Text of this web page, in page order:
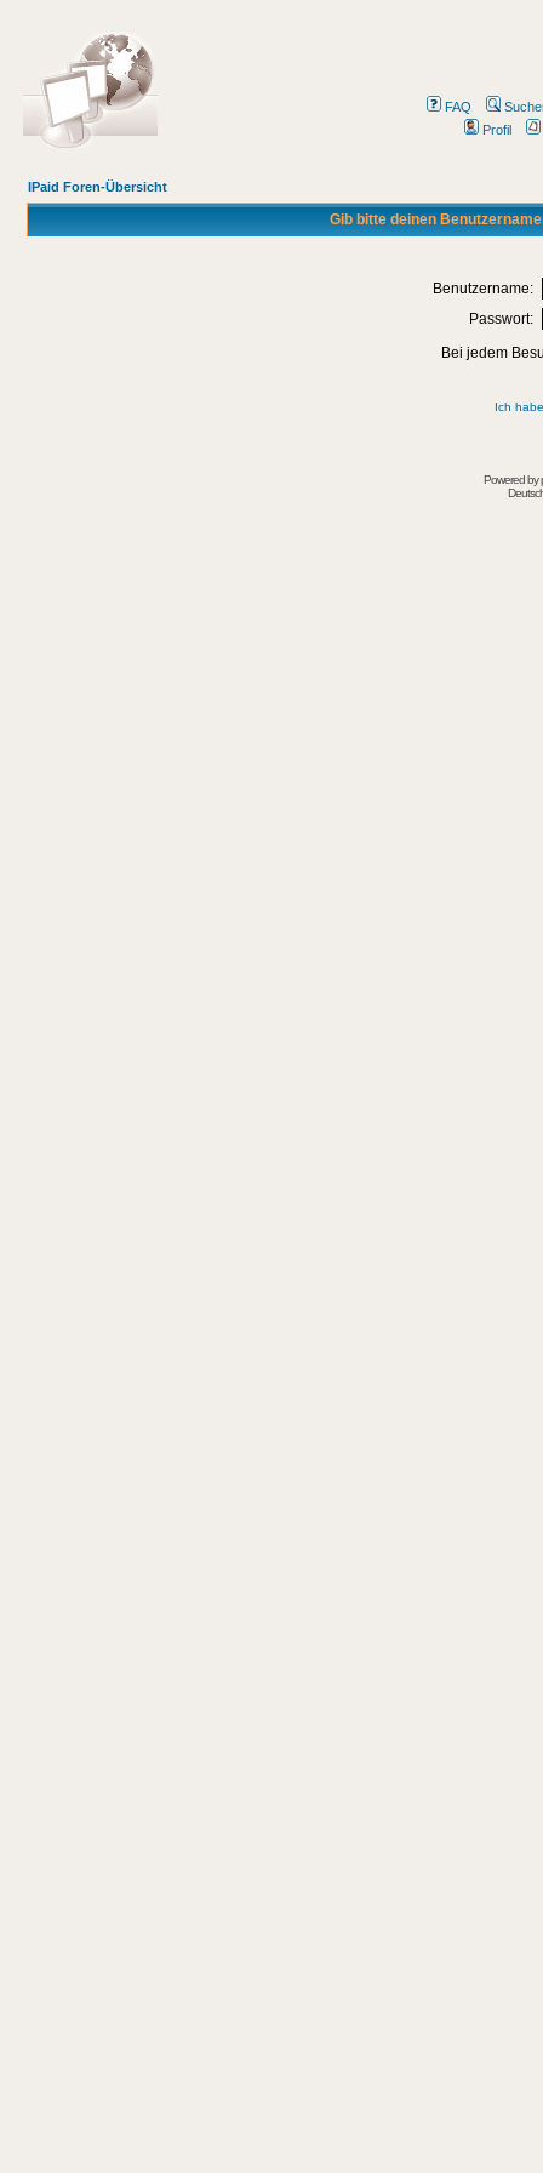
FAQ
Profil
IPaid Foren-Übersicht
Gib bitte deinen
Benutzername:
Passwort:
Bei jedem
Ich
Powered by